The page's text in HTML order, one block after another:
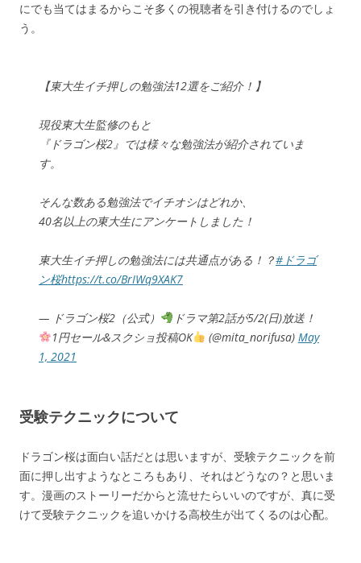
にでも当てはまるからこそ多くの視聴者を引き付けるのでしょ
う。
【東大生イチ押しの勉強法12選をご紹介！】
現役東大生監修のもと
『ドラゴン桜2』では様々な勉強法が紹介されていま
す。
そんな数ある勉強法でイチオシはどれか、
40名以上の東大生にアンケートしました！
東大生イチ押しの勉強法には共通点がある！？#ドラゴ
ン桜https://t.co/BrIWq9XAK7
— ドラゴン桜2（公式）
ドラマ第2話が5/2(日)放送！
1円セール&スクショ投稿OK
(@mita_norifusa) May
1, 2021
受験テクニックについて
ドラゴン桜は面白い話だとは思いますが、受験テクニックを前
面に押し出すようなところもあり、それはどうなの？と思いま
す。漫画のストーリーだからと流せたらいいのですが、真に受
けて受験テクニックを追いかける高校生が出てくるのは心配。